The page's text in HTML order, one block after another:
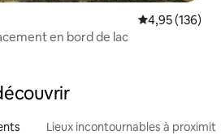
Évaluation
4,95 (136)
Inn Emplacement en bord de lac
Lieux incontournables à